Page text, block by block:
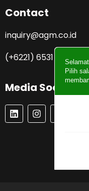
Contact
inquiry@agm.co.id
(+6221) 6531 4274
Media Social
L
I
N
I
N
S
S
Pilih